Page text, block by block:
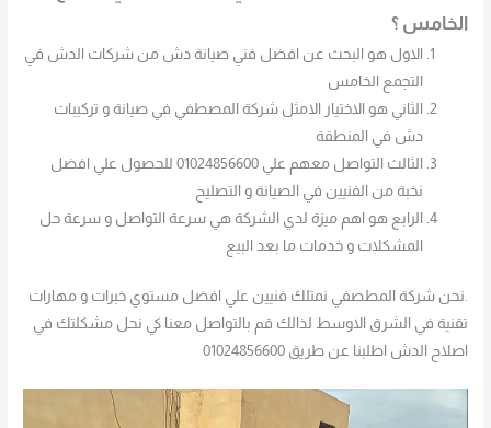
الخامس ؟
الاول هو البحث عن افضل فني صيانة دش من شركات الدش في
التجمع الخامس
الثاني هو الاختيار الامثل شركة المصطفي في صيانة و تركيبات
دش في المنطقة
الثالث التواصل معهم علي 01024856600 للحصول علي افضل
نخبة من الفنيين في الصيانة و التصليح
الرابع هو اهم ميزة لدي الشركة هي سرعة التواصل و سرعة حل
المشكلات و خدمات ما بعد البيع
.نحن شركة المطصفي نمتلك فنيين علي افضل مستوي خبرات و مهارات
تقنية في الشرق الاوسط لذالك قم بالتواصل معنا كي نحل مشكلتك في
اصلاح الدش اطلبنا عن طريق 01024856600